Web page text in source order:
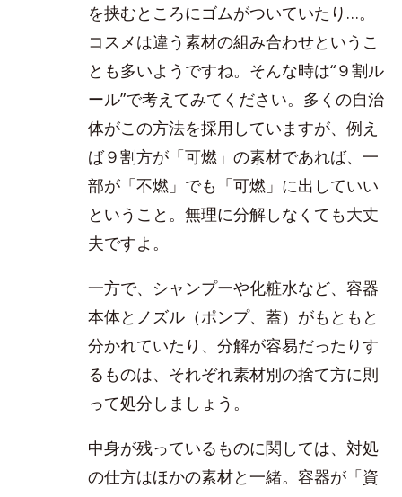
を挟むところにゴムがついていたり…。
コスメは違う素材の組み合わせというこ
とも多いようですね。そんな時は“９割ル
ール”で考えてみてください。多くの自治
体がこの方法を採用していますが、例え
ば９割方が「可燃」の素材であれば、一
部が「不燃」でも「可燃」に出していい
ということ。無理に分解しなくても大丈
夫ですよ。
一方で、シャンプーや化粧水など、容器
本体とノズル（ポンプ、蓋）がもともと
分かれていたり、分解が容易だったりす
るものは、それぞれ素材別の捨て方に則
って処分しましょう。
中身が残っているものに関しては、対処
の仕方はほかの素材と一緒。容器が「資